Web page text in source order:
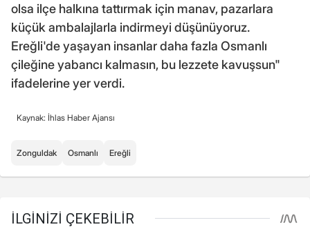
olsa ilçe halkına tattırmak için manav, pazarlara
küçük ambalajlarla indirmeyi düşünüyoruz.
Ereğli'de yaşayan insanlar daha fazla Osmanlı
çileğine yabancı kalmasın, bu lezzete kavuşsun"
ifadelerine yer verdi.
Kaynak: İhlas Haber Ajansı
Zonguldak Osmanlı Ereğli